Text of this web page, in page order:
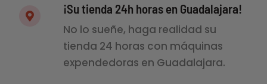
¡Su tienda 24h horas en Guadalajara!
No lo sueñe, haga realidad su
tienda 24 horas con máquinas
expendedoras en Guadalajara.